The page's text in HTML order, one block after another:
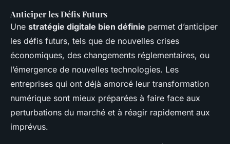
Anticiper les Défis Futurs
Une stratégie digitale bien définie permet d’anticiper
les défis futurs, tels que de nouvelles crises
économiques, des changements réglementaires, ou
l’émergence de nouvelles technologies. Les
entreprises qui ont déjà amorcé leur transformation
numérique sont mieux préparées à faire face aux
perturbations du marché et à réagir rapidement aux
imprévus.